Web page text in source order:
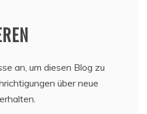
an, um diesen Blog zu
über neue